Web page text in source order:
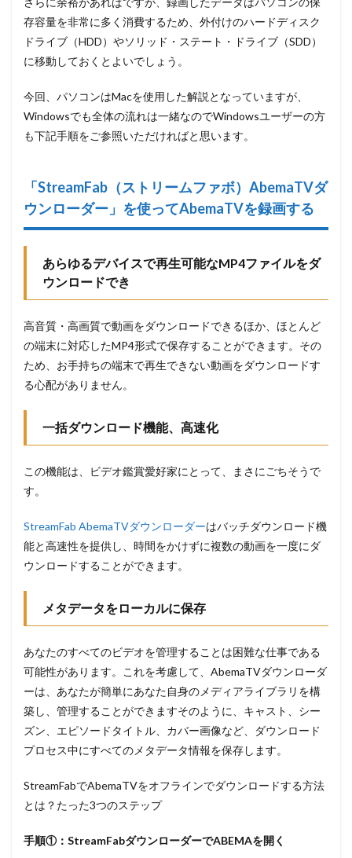
存容量を非常に多く消費するため、外付けのハードディスク
ドライブ（HDD）やソリッド・ステート・ドライブ（SDD）
に移動しておくとよいでしょう。
今回、パソコンはMacを使用した解説となっていますが、
Windowsでも全体の流れは一緒なのでWindowsユーザーの方
も下記手順をご参照いただければと思います。
「StreamFab （ストリームファボ）AbemaTVダ
ウンローダー」を使ってAbemaTVを録画する
あらゆるデバイスで再生可能なMP4ファイルをダ
ウンロードでき
高音質・高画質で動画をダウンロードできるほか、ほとんど
の端末に対応したMP4形式で保存することができます。その
ため、お手持ちの端末で再生できない動画をダウンロードす
る心配がありません。
一括ダウンロード機能、高速化
この機能は、ビデオ鑑賞愛好家にとって、まさにごちそうで
す。
StreamFab AbemaTVダウンローダーはバッチダウンロード機
能と高速性を提供し、時間をかけずに複数の動画を一度にダ
ウンロードすることができます。
メタデータをローカルに保存
あなたのすべてのビデオを管理することは困難な仕事である
可能性があります。これを考慮して、AbemaTVダウンローダ
ーは、あなたが簡単にあなた自身のメディアライブラリを構
築し、管理することができますそのように、キャスト、シー
ズン、エピソードタイトル、カバー画像など、ダウンロード
プロセス中にすべてのメタデータ情報を保存します。
StreamFabでAbemaTVをオフラインでダウンロードする方法
とは？たった3つのステップ
手順①：StreamFabダウンローダーでABEMAを開く